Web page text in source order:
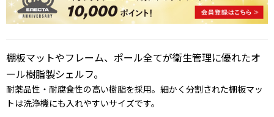
棚板マットやフレーム、ポール全てが衛生管理に優れたオ
ール樹脂製シェルフ。
耐薬品性・耐腐食性の高い樹脂を採用。細かく分割された棚板マッ
トは洗浄機にも入れやすいサイズです。